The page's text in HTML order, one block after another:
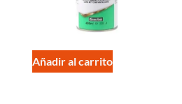
Añadir al carrito